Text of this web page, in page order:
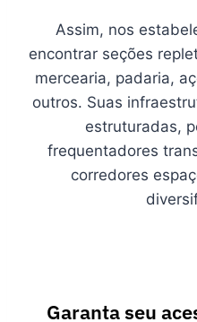
Assim, nos
encontrar seções
mercearia, padaria,
outros. Suas
estruturadas,
frequentadores
corredores
Garanta seu